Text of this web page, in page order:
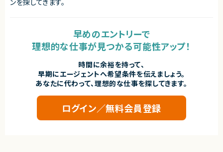
早めのエントリーで
理想的な仕事が見つかる可能性アップ！
時間に余裕を持って、
早期にエージェントへ希望条件を伝えましょう。
あなたに代わって、理想的な仕事を探してきます。
ログイン／無料会員登録